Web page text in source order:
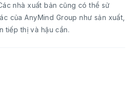
nhà xuất bản cũng có thể sử
của AnyMind Group như sản xuất,
tiếp thị và hậu cần.